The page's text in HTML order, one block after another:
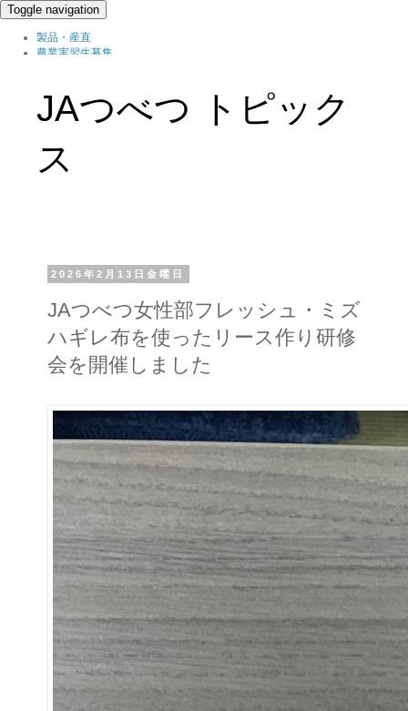
Toggle navigation
製品・産直
農業実習生募集
ブログ
JAつべつ トピック
ス
2026年2月13日金曜日
JAつべつ女性部フレッシュ・ミズ
ハギレ布を使ったリース作り研修
会を開催しました